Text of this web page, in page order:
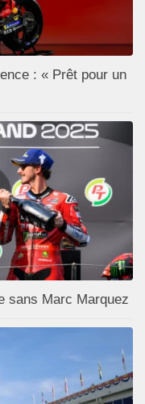
: « Prêt pour un
sans Marc Marquez